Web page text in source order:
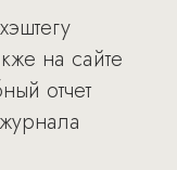
на сайте
отчет